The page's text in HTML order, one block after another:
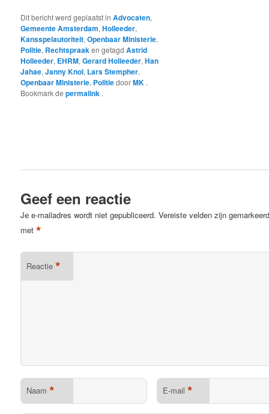
Dit bericht werd geplaatst inAdvocaten,
Gemeente Amsterdam,Holleeder,
Kansspelautoriteit,Openbaar Ministerie,
Politie, Rechtspraaken getagdAstrid
Holleeder, EHRM,Gerard Holleeder,Han
Jahae,Janny Knol, Lars Stempher,
Openbaar Ministerie, PolitiedoorMK .
Bookmark depermalink .
Geef een reactie
Je e-mailadres wordt niet gepubliceerd. Vereiste velden zijn
met*
Reactie *
Naam * E-mail *